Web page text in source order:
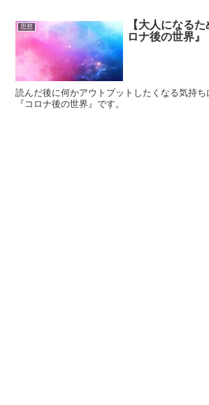
思想
【大人になる
ロナ後の世界』
読んだ後に何かアウトプットしたくなる気持
『コロナ後の世界』です。